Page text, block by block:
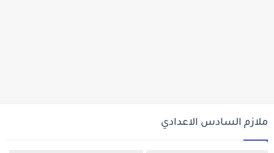
ملازم السادس الاعدادي